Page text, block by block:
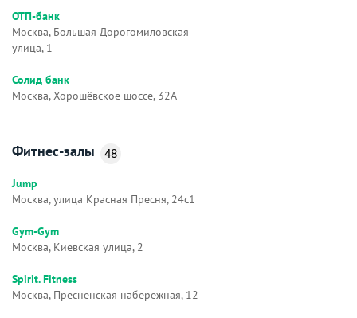
ОТП-банк
Москва, Большая Дорогомиловская
улица, 1
Солид банк
Москва, Хорошёвское шоссе, 32А
Фитнес-залы 48
Jump
Москва, улица Красная Пресня, 24с1
Gym-Gym
Москва, Киевская улица, 2
Spirit. Fitness
Москва, Пресненская набережная, 12